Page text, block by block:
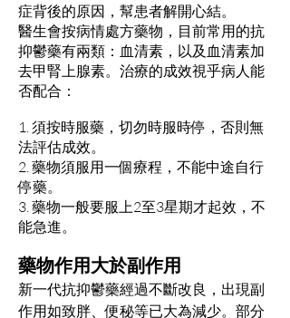
症背後的原因，幫患者解開心結。
醫生會按病情處方藥物，目前常用的抗
抑鬱藥有兩類：血清素，以及血清素加
去甲腎上腺素。治療的成效視乎病人能
否配合：
1. 須按時服藥，切勿時服時停，否則無
法評估成效。
2. 藥物須服用一個療程，不能中途自行
停藥。
3. 藥物一般要服上2至3星期才起效，不
能急進。
藥物作用大於副作用
新一代抗抑鬱藥經過不斷改良，出現副
作用如致胖、便秘等已大為減少。部分